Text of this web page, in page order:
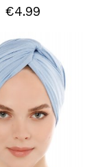
€4.99